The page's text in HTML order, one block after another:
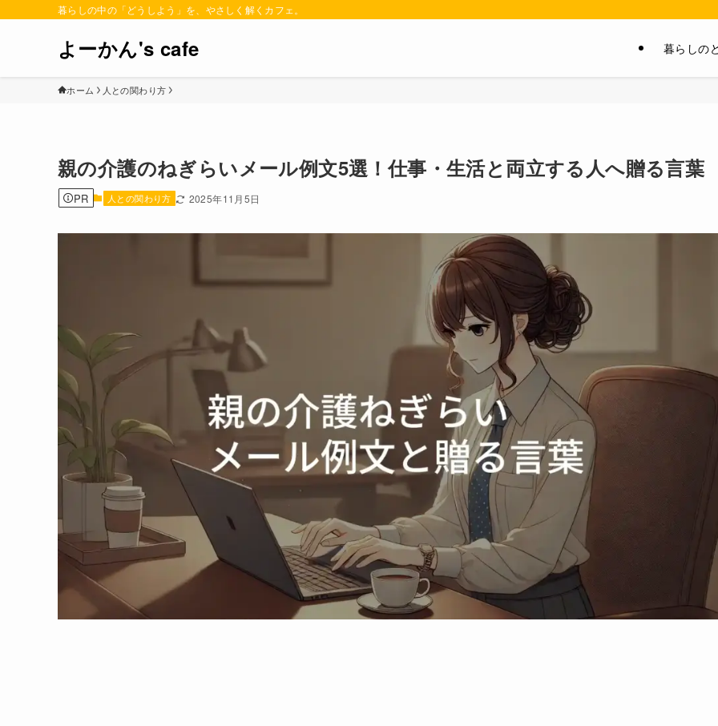
暮らしの中の「どうしよう」を、やさしく解くカフェ。
よーかん's cafe 暮らしの
ホーム 人との関わり方
親の介護のねぎらいメール例文5選！仕事・生活と両立する人へ贈る言葉
PR 人との関わり方 2025年11月5日